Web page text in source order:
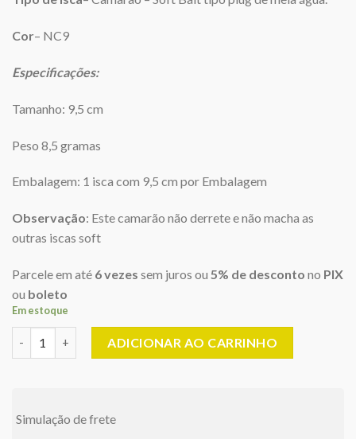
Cor– NC9
Especificações:
Tamanho: 9,5 cm
Peso 8,5 gramas
Embalagem: 1 isca com 9,5 cm por Embalagem
Observação: Este camarão não derrete e não macha as
outras iscas soft
Parcele em até 6 vezes sem juros ou 5% de desconto no PIX
ou boleto
Em estoque
ADICIONAR AO CARRINHO
Simulação de frete